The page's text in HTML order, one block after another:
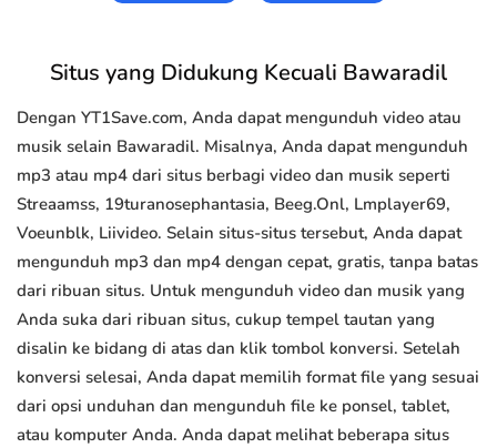
Situs yang Didukung Kecuali Bawaradil
Dengan YT1Save.com, Anda dapat mengunduh video atau
musik selain Bawaradil. Misalnya, Anda dapat mengunduh
mp3 atau mp4 dari situs berbagi video dan musik seperti
Streaamss, 19turanosephantasia, Beeg.Onl, Lmplayer69,
Voeunblk, Liivideo. Selain situs-situs tersebut, Anda dapat
mengunduh mp3 dan mp4 dengan cepat, gratis, tanpa batas
dari ribuan situs. Untuk mengunduh video dan musik yang
Anda suka dari ribuan situs, cukup tempel tautan yang
disalin ke bidang di atas dan klik tombol konversi. Setelah
konversi selesai, Anda dapat memilih format file yang sesuai
dari opsi unduhan dan mengunduh file ke ponsel, tablet,
atau komputer Anda. Anda dapat melihat beberapa situs